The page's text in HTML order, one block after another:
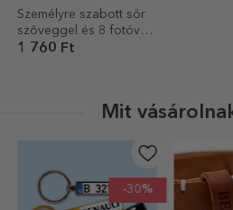
Személyre szabott sör
szöveggel és 8 fotóval
– Egészségünkre!
1 760 Ft
Mit
-30%